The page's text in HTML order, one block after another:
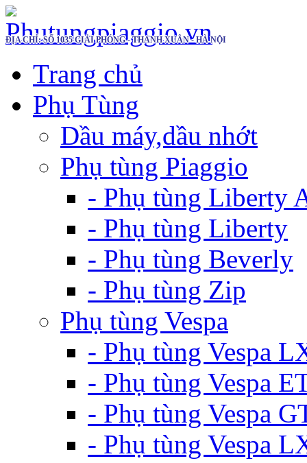
ĐỊA CHỈ: SỐ 1035 GIẢI PHÓNG - THANH XUÂN - HÀ NỘI
Trang chủ
Phụ Tùng
Dầu máy,dầu nhớt
Phụ tùng Piaggio
- Phụ tùng Liberty
- Phụ tùng Liberty
- Phụ tùng Beverly
- Phụ tùng Zip
Phụ tùng Vespa
- Phụ tùng Vespa
- Phụ tùng Vespa
- Phụ tùng Vespa
- Phụ tùng Vespa